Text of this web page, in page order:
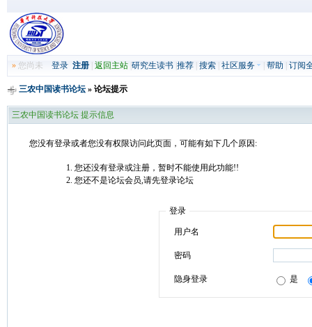
»您尚未 登录 注册| 返回主站| 研究生读书| 推荐| 搜索| 社区服务 帮助 订阅
三农中国读书论坛» 论坛提示
三农中国读书论坛 提示信息
您没有登录或者您没有权限访问此页面，可能有如下几个原因:
您还没有登录或注册，暂时不能使用此功能!!
您还不是论坛会员,请先登录论坛
登录
用户名
密码
隐身登录 是